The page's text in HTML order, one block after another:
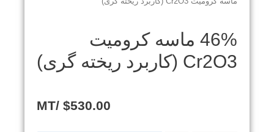
46% ماسه کرومیت
Cr2O3 (کاربرد ریخته گری)
$530.00
/MT